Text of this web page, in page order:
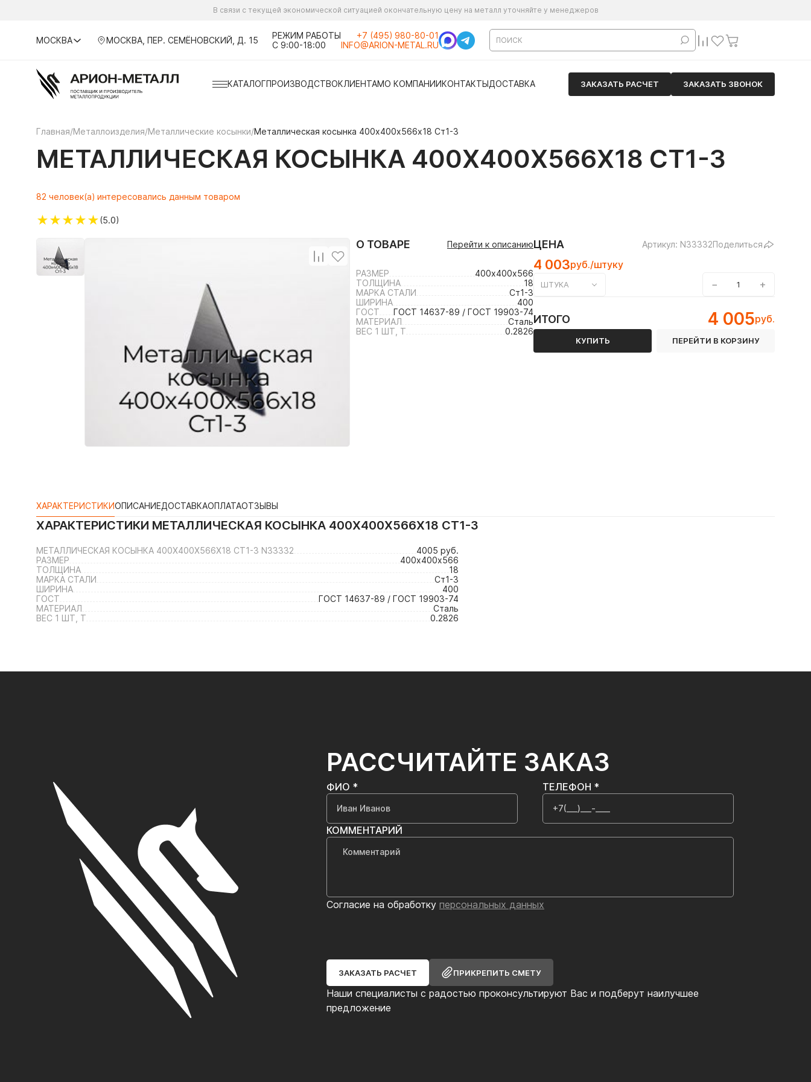
В связи с текущей экономической ситуацией окончательную цену на металл уточняйте у менеджеров
МОСКВА МОСКВА, ПЕР. СЕМЁНОВСКИЙ, Д. 15
РЕЖИМ РАБОТЫ
С 9:00-18:00
+7 (495) 980-80-01
INFO@ARION-METAL.RU
КАТАЛОГПРОИЗВОДСТВОКЛИЕНТАМО КОМПАНИИКОНТАКТЫДОСТАВКА ЗАКАЗАТЬ РАСЧЕТ ЗАКАЗАТЬ ЗВОНОК
Главная/Металлоизделия/Металлические косынки/Металлическая косынка 400х400х566х18 Ст1-3
МЕТАЛЛИЧЕСКАЯ КОСЫНКА 400Х400Х566Х18 СТ1-3
82 человек(а) интересовались данным товаром
★★★★★(5.0)
О ТОВАРЕ Перейти к описанию
РАЗМЕР
400х400х566
ТОЛЩИНА
18
МАРКА СТАЛИ
Ст1-3
ШИРИНА
400
ГОСТ
ГОСТ 14637-89 / ГОСТ 19903-74
МАТЕРИАЛ
Сталь
ВЕС 1 ШТ, Т
0.2826
ЦЕНА Артикул: N33332Поделиться
4 003руб./штуку
ШТУКА − +
ИТОГО 4 005руб.
КУПИТЬ ПЕРЕЙТИ В КОРЗИНУ
ХАРАКТЕРИСТИКИОПИСАНИЕДОСТАВКАОПЛАТАОТЗЫВЫ
ХАРАКТЕРИСТИКИ МЕТАЛЛИЧЕСКАЯ КОСЫНКА 400Х400Х566Х18 СТ1-3
МЕТАЛЛИЧЕСКАЯ КОСЫНКА 400Х400Х566Х18 СТ1-3 N33332
4005 руб.
РАЗМЕР
400х400х566
ТОЛЩИНА
18
МАРКА СТАЛИ
Ст1-3
ШИРИНА
400
ГОСТ
ГОСТ 14637-89 / ГОСТ 19903-74
МАТЕРИАЛ
Сталь
ВЕС 1 ШТ, Т
0.2826
РАССЧИТАЙТЕ ЗАКАЗ
Наши специалисты с радостью проконсультируют Вас и подберут наилучшее
предложение
ФИО * ТЕЛЕФОН *
КОММЕНТАРИЙ
Согласие на обработку персональных данных
ЗАКАЗАТЬ РАСЧЕТ ПРИКРЕПИТЬ СМЕТУ